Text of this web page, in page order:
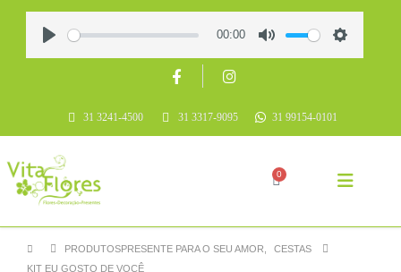
00:00
31 3241-4500 31 3317-9095 31 99154-0101
0
PRODUTOSPRESENTE PARA O SEU AMOR
CESTAS
KIT EU GOSTO DE VOCÊ